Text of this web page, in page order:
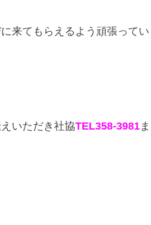
来てもらえるよう頑張ってい
いただき社協TEL358-3981 ま